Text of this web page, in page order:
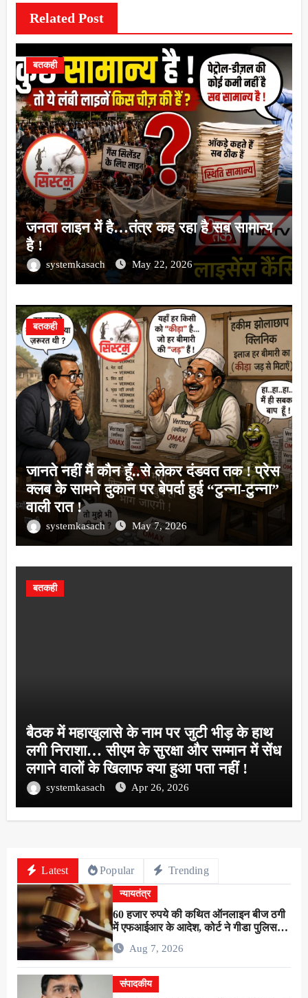
Related Post
बतकही
जनता लाइन में है…तंत्र कह रहा है सब सामान्य
है !
systemkasach May 22, 2026
बतकही
जानते नहीं मैं कौन हूँ..से लेकर दंडवत तक ! प्रेस
क्लब के सामने दुकान पर बेपर्दा हुई “टुन्ना-टुन्ना”
वाली रात !
systemkasach May 7, 2026
बतकही
बैठक में महाखुलासे के नाम पर जुटी भीड़ के हाथ
लगी निराशा… सीएम के सुरक्षा और सम्मान में सेंध
लगाने वालों के खिलाफ क्या हुआ पता नहीं !
systemkasach Apr 26, 2026
Latest Popular Trending
न्यायतंत्र
60 हजार रुपये की कथित ऑनलाइन बीज ठगी
में एफआईआर के आदेश, कोर्ट ने गीडा पुलिस
को 24 घंटे में मुकदमा दर्ज करने का दिया निर्देश
Aug 7, 2026
संपादकीय